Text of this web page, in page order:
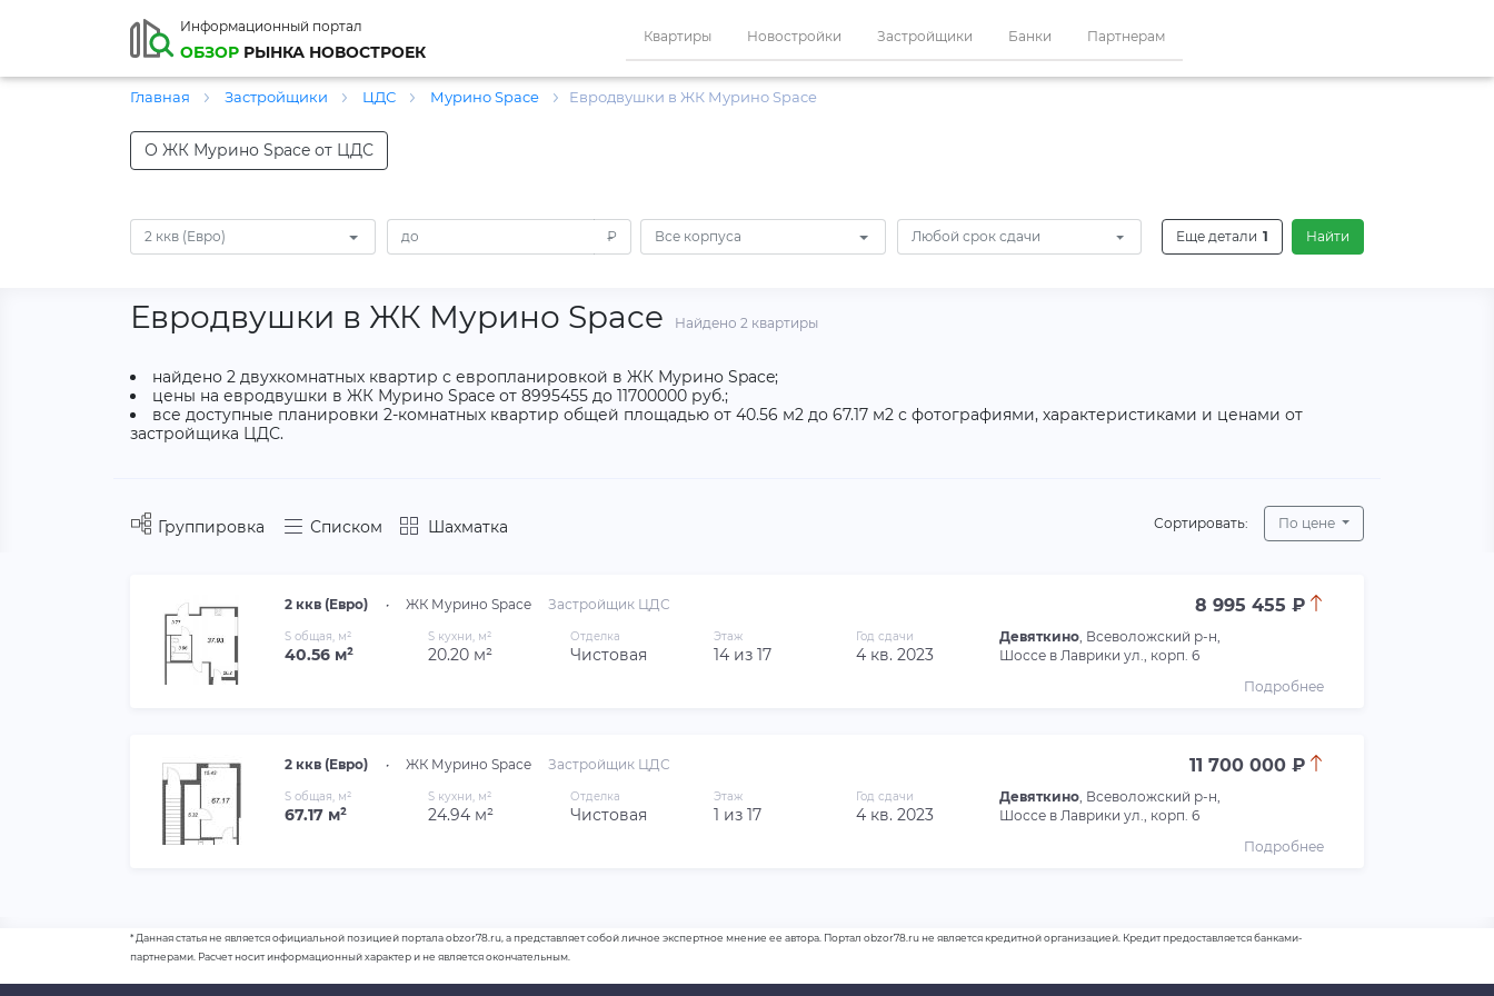
Информационный портал
ОБЗОР РЫНКА НОВОСТРОЕК
Квартиры Новостройки Застройщики Банки Партнерам
Главная Застройщики ЦДС Мурино Space Евродвушки в ЖК Мурино Space
О ЖК Мурино Space от ЦДС
2 ккв (Евро) ₽ Все корпуса Любой срок сдачи Еще детали 1 Найти
Евродвушки в ЖК Мурино Space Найдено 2 квартиры
найдено 2 двухкомнатных квартир с европланировкой в ЖК Мурино Space;
цены на евродвушки в ЖК Мурино Space от 8995455 до 11700000 руб.;
все доступные планировки 2-комнатных квартир общей площадью от 40.56 м2 до 67.17 м2 с фотографиями, характеристиками и ценами от
застройщика ЦДС.
Группировка Списком Шахматка Сортировать: По цене
2 ккв (Евро) • ЖК Мурино Space Застройщик ЦДС 8 995 455 ₽
S общая, м²
40.56 м²
S кухни, м²
20.20 м²
Отделка
Чистовая
Этаж
14 из 17
Год сдачи
4 кв. 2023
Девяткино, Всеволожский р-н,
Шоссе в Лаврики ул., корп. 6
Подробнее
2 ккв (Евро) • ЖК Мурино Space Застройщик ЦДС 11 700 000 ₽
S общая, м²
67.17 м²
S кухни, м²
24.94 м²
Отделка
Чистовая
Этаж
1 из 17
Год сдачи
4 кв. 2023
Девяткино, Всеволожский р-н,
Шоссе в Лаврики ул., корп. 6
Подробнее
* Данная статья не является официальной позицией портала obzor78.ru, а представляет собой личное экспертное мнение ее автора. Портал obzor78.ru не является кредитной организацией. Кредит предоставляется банками-
партнерами. Расчет носит информационный характер и не является окончательным.